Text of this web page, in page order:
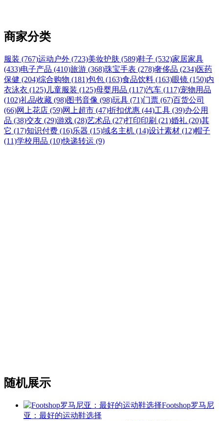
商家分类
服装 (767)运动户外 (723)美妆护肤 (589)鞋子 (532)家居家具
(433)电子产品 (410)旅游 (368)珠宝手表 (278)奢侈品 (234)医药
保健 (204)综合购物 (181)包包 (163)食品饮料 (163)眼镜 (150)内
衣泳衣 (125) 儿童服装 (125)母婴用品 (117)汽车 (117)宠物用品
(102)礼品收藏 (98)图书音像 (98)玩具 (71)门票 (67)百货公司
(66)网上花店 (59)网上超市 (47)折扣优惠 (44)工具 (39)办公用
品 (38)交友 (29)游戏 (28)艺术品 (27)打印印刷 (21)婚礼 (20)其
它 (17)知识付费 (16)乐器 (15)域名主机 (14)设计素材 (12)帽子
(11)学校用品 (10)快递转运 (9)
随机展示
Footshop罗马尼
亚：最好的运动鞋选择